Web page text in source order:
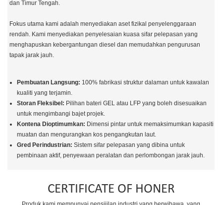
dan Timur Tengah.
Fokus utama kami adalah menyediakan aset fizikal penyelenggaraan
rendah. Kami menyediakan penyelesaian kuasa sifar pelepasan yang
menghapuskan kebergantungan diesel dan memudahkan pengurusan
tapak jarak jauh.
Pembuatan Langsung: 100% fabrikasi struktur dalaman untuk kawalan
kualiti yang terjamin.
Storan Fleksibel: Pilihan bateri GEL atau LFP yang boleh disesuaikan
untuk mengimbangi bajet projek.
Kontena Dioptimumkan: Dimensi pintar untuk memaksimumkan kapasiti
muatan dan mengurangkan kos pengangkutan laut.
Gred Perindustrian: Sistem sifar pelepasan yang dibina untuk
pembinaan aktif, penyewaan peralatan dan perlombongan jarak jauh.
CERTIFICATE OF HONER